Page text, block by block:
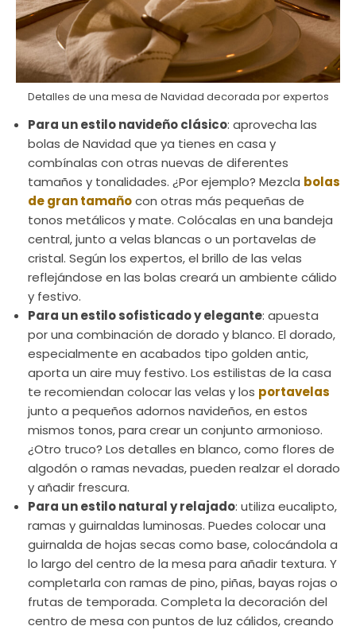
Detalles de una mesa de Navidad decorada por expertos
Para un estilo navideño clásico: aprovecha las
bolas de Navidad que ya tienes en casa y
combínalas con otras nuevas de diferentes
tamaños y tonalidades. ¿Por ejemplo? Mezcla bolas
de gran tamañocon otras más pequeñas de
tonos metálicos y mate. Colócalas en una bandeja
central, junto a velas blancas o un portavelas de
cristal. Según los expertos, el brillo de las velas
reflejándose en las bolas creará un ambiente cálido
y festivo.
Para un estilo sofisticado y elegante: apuesta
por una combinación de dorado y blanco. El dorado,
especialmente en acabados tipo golden antic,
aporta un aire muy festivo. Los estilistas de la casa
te recomiendan colocar las velas y los portavelas
junto a pequeños adornos navideños, en estos
mismos tonos, para crear un conjunto armonioso.
¿Otro truco? Los detalles en blanco, como flores de
algodón o ramas nevadas, pueden realzar el dorado
y añadir frescura.
Para un estilo natural y relajado: utiliza eucalipto,
ramas y guirnaldas luminosas. Puedes colocar una
guirnalda de hojas secas como base, colocándola a
lo largo del centro de la mesa para añadir textura. Y
completarla con ramas de pino, piñas, bayas rojas o
frutas de temporada. Completa la decoración del
centro de mesa con puntos de luz cálidos, creando